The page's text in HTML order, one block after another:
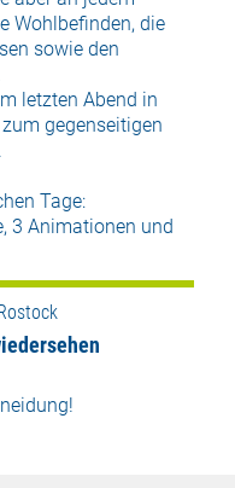
Wohlbefinden, die
sowie den
letzten Abend in
gegenseitigen
Tage:
3 Animationen und